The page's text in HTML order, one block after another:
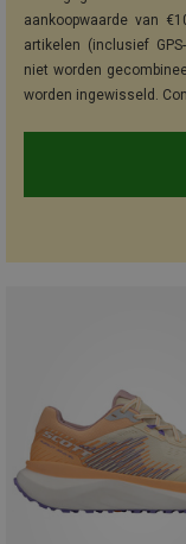
aankoopwaarde van
artikelen (inclusief
niet worden
worden ingewisseld.